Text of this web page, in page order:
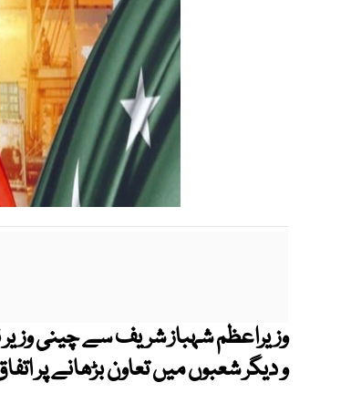
وزیراعظم شہباز شریف سے چینی
و دیگر شعبوں میں تعاون بڑھانے پر